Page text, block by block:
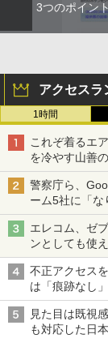
3つのポイン
アクセスラ
1時間
これぞ着るエ
を冷やす山善
ち・ざ・ろー
警察庁ら、
ーム5社に「
真や映像を使
エレコム、ゼ
ンとしても使
も、持ち替え
不正アクセス
は「痕跡なし
見た目は既視
も対応した日